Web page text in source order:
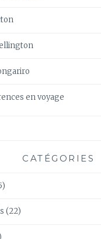
en voyage
CATÉGORIES
(22)